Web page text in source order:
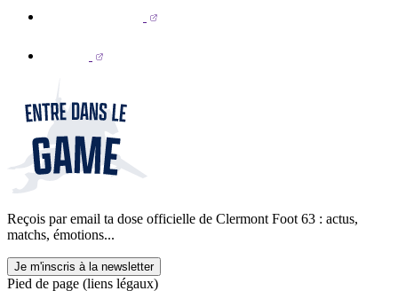
Reçois par email ta dose officielle de Clermont Foot 63 : actus,
matchs, émotions...
Je m'inscris à la newsletter
Pied de page (liens légaux)